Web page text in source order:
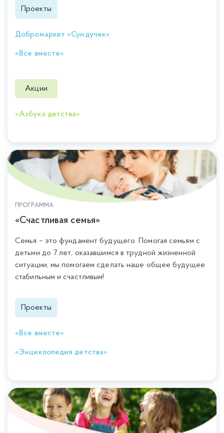
Проекты
Добромаркет «Сундучек»
«Все вместе»
Акции
«Азбука детства»
ПРОГРАММА
«Счастливая семья»
Семья – это фундамент будущего. Помогая семьям с
детьми до 7 лет, оказавшимся в трудной жизненной
ситуации, мы помогаем сделать наше общее будущее
стабильным и счастливым!
Проекты
«Все вместе»
«Энциклопедия детства»